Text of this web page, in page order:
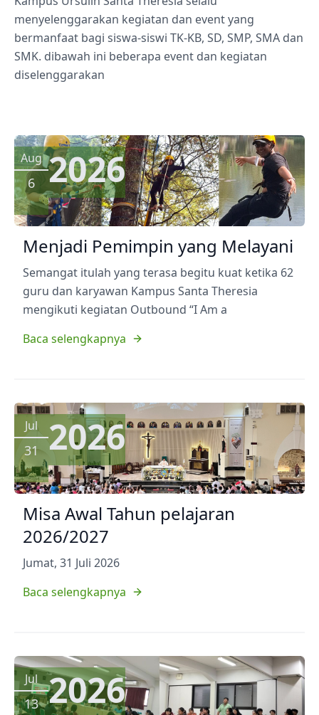
menyelenggarakan kegiatan dan event yang
bermanfaat bagi siswa-siswi TK-KB, SD, SMP, SMA dan
SMK. dibawah ini beberapa event dan kegiatan
diselenggarakan
Aug
6 2026
Menjadi Pemimpin yang Melayani
Semangat itulah yang terasa begitu kuat ketika 62
guru dan karyawan Kampus Santa Theresia
mengikuti kegiatan Outbound “I Am a
Baca selengkapnya
Jul
31 2026
Misa Awal Tahun pelajaran
2026/2027
Jumat, 31 Juli 2026
Baca selengkapnya
Jul
13 2026